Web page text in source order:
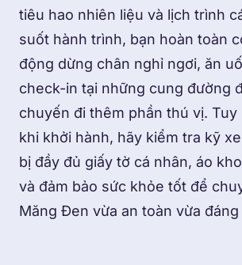
tiêu hao nhiên liệu và lịch trình
suốt hành trình, bạn hoàn toàn
động dừng chân nghỉ ngơi, ăn
check-in tại những cung đường
chuyến đi thêm phần thú vị.
khi khởi hành, hãy kiểm tra kỹ
bị đầy đủ giấy tờ cá nhân, áo
và đảm bảo sức khỏe tốt để
Măng Đen vừa an toàn vừa đáng